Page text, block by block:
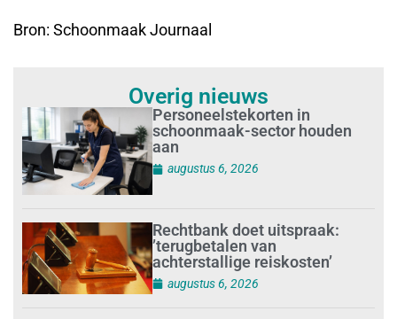
Bron: Schoonmaak Journaal
Overig nieuws
Personeelstekorten in
schoonmaak-sector houden
aan
augustus 6, 2026
Rechtbank doet uitspraak:
’terugbetalen van
achterstallige reiskosten’
augustus 6, 2026